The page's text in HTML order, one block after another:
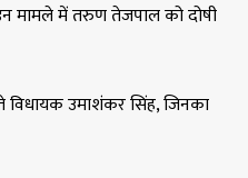
मामले में तरुण तेजपाल को दोषी
विधायक उमाशंकर सिंह, जिनका